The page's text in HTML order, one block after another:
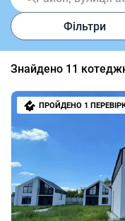
Фільтри
Знайдено 11
ПРОЙДЕНО 1